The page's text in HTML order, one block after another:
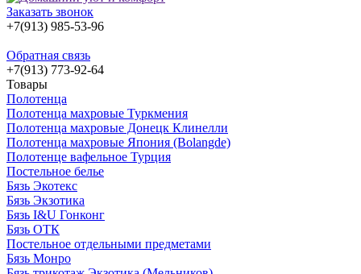
Заказать звонок
+7(913) 985-53-96
Обратная связь
+7(913) 773-92-64
Товары
Полотенца
Полотенца махровые Туркмения
Полотенца махровые Донецк Клинелли
Полотенца махровые Япония (Bolangde)
Полотенце вафельное Турция
Постельное белье
Бязь Экотекс
Бязь Экзотика
Бязь I&U Гонконг
Бязь ОТК
Постельное отдельными предметами
Бязь Монро